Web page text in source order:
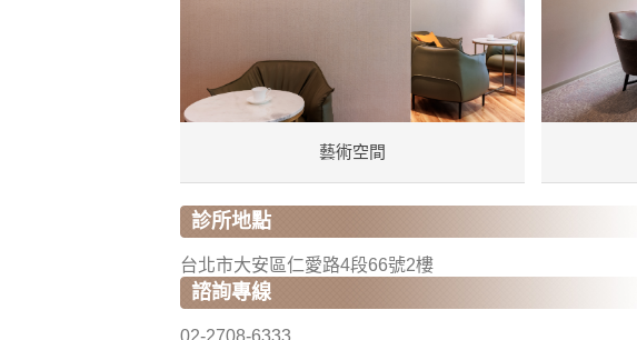
藝術空間
診所地點
台北市大安區仁愛路4段66號2樓
諮詢專線